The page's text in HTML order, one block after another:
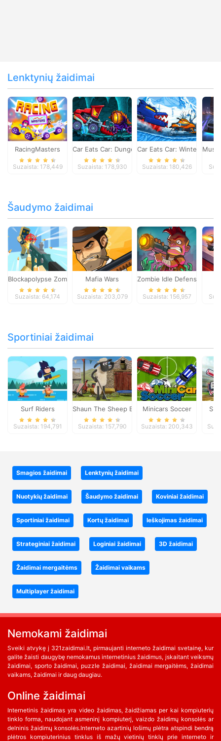
Lenktynių žaidimai
RacingMasters
Suzaista: 178,449
Car Eats Car: Dungeon Adventure
Suzaista: 178,930
Car Eats Car: Winter
Suzaista: 180,426
Šaudymo žaidimai
Blockapolypse Zombie Shooter
Suzaista: 64,174
Mafia Wars
Suzaista: 203,079
Zombie Idle Defense
Suzaista: 156,957
Sportiniai žaidimai
Surf Riders
Suzaista: 194,791
Shaun The Sheep Baahmy Golf
Suzaista: 157,790
Minicars Soccer
Suzaista: 200,343
Smagios žaidimai Lenktynių žaidimai
Nuotykių žaidimai Šaudymo žaidimai Koviniai žaidimai
Sportiniai žaidimai Kortų žaidimai Ieškojimas žaidimai
Strateginiai žaidimai Loginiai žaidimai 3D žaidimai
Žaidimai mergaitėms Žaidimai vaikams
Multiplayer žaidimai
Nemokami žaidimai
Sveiki atvykę į 321zaidimai.lt, pirmaujanti interneto žaidimai svetainę, kur
galite žaisti daugybę nemokamus internetinius žaidimus, įskaitant veiksmų
žaidimai, sporto žaidimai, puzzle žaidimai, žaidimai mergaitėms, žaidimai
vaikams, žaidimai ir daug daugiau.
Online žaidimai
Internetinis žaidimas yra video žaidimas, žaidžiamas per kai kompiuterių
tinklo forma, naudojant asmeninį kompiuterį, vaizdo žaidimų konsolės ar
delninis žaidimų konsolės.Interneto azartinių lošimų plėtra atspindi bendrą
plėtros kompiuterinius tinklus iš mažų vietinių tinklų prie interneto ir